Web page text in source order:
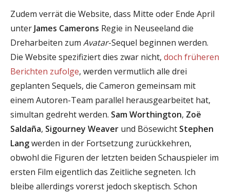
Zudem verrät die Website, dass Mitte oder Ende April
unter James Camerons Regie in Neuseeland die
Dreharbeiten zum Avatar-Sequel beginnen werden.
Die Website spezifiziert dies zwar nicht, doch früheren
Berichten zufolge, werden vermutlich alle drei
geplanten Sequels, die Cameron gemeinsam mit
einem Autoren-Team parallel herausgearbeitet hat,
simultan gedreht werden. Sam Worthington, Zoë
Saldaña, Sigourney Weaver und Bösewicht Stephen
Langwerden in der Fortsetzung zurückkehren,
obwohl die Figuren der letzten beiden Schauspieler im
ersten Film eigentlich das Zeitliche segneten. Ich
bleibe allerdings vorerst jedoch skeptisch. Schon